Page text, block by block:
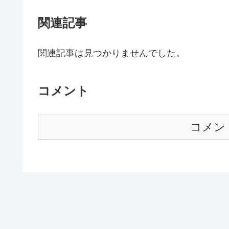
関連記事
関連記事は見つかりませんでした。
コメント
コメン